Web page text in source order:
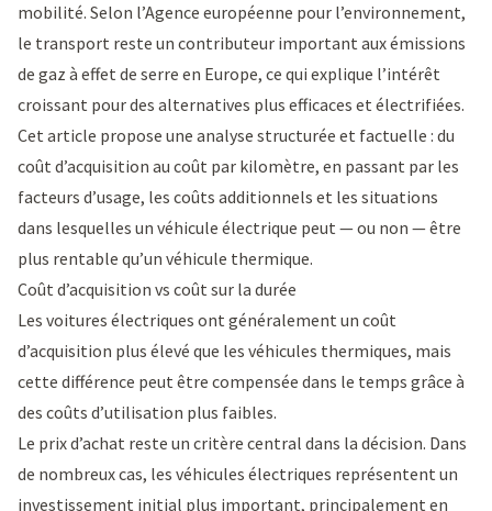
mobilité. Selon l’Agence européenne pour l’environnement,
le transport reste un contributeur important aux émissions
de gaz à effet de serre en Europe, ce qui explique l’intérêt
croissant pour des alternatives plus efficaces et électrifiées.
Cet article propose une analyse structurée et factuelle : du
coût d’acquisition au coût par kilomètre, en passant par les
facteurs d’usage, les coûts additionnels et les situations
dans lesquelles un véhicule électrique peut — ou non — être
plus rentable qu’un véhicule thermique.
Coût d’acquisition vs coût sur la durée
Les voitures électriques ont généralement un coût
d’acquisition plus élevé que les véhicules thermiques, mais
cette différence peut être compensée dans le temps grâce à
des coûts d’utilisation plus faibles.
Le prix d’achat reste un critère central dans la décision. Dans
de nombreux cas, les véhicules électriques représentent un
investissement initial plus important, principalement en